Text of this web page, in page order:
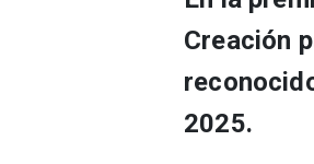
Creación
2025.